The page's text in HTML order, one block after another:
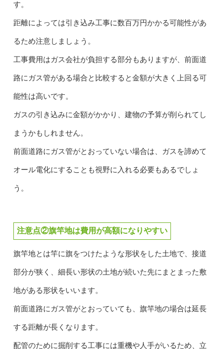
す。
距離によっては引き込み工事に数百万円かかる可能性があ
るため注意しましょう。
工事費用はガス会社が負担する部分もありますが、前面道
路にガス管がある場合と比較すると金額が大きく上回る可
能性は高いです。
ガスの引き込みに金額がかかり、建物の予算が削られてし
まうかもしれません。
前面道路にガス管がとおっていない場合は、ガスを諦めて
オール電化にすることも視野に入れる必要もあるでしょ
う。
注意点②旗竿地は費用が高額になりやすい
旗竿地とは竿に旗をつけたような形状をした土地で、接道
部分が狭く、細長い形状の土地が続いた先にまとまった敷
地がある形状をいいます。
前面道路にガス管がとおっていても、旗竿地の場合は延長
する距離が長くなります。
配管のために掘削する工事には重機や人手がいるため、立